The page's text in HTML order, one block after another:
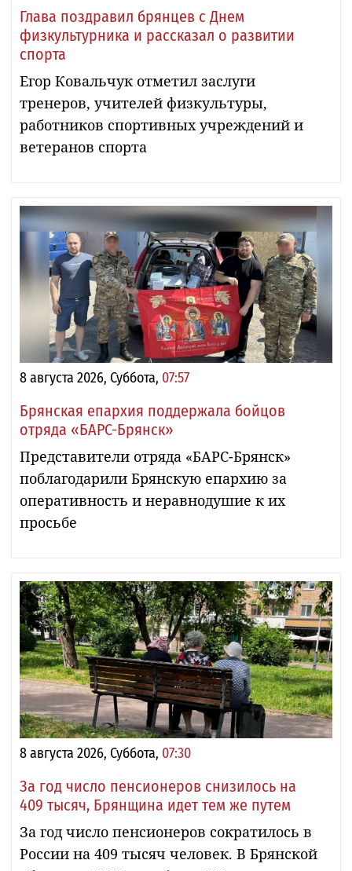
Глава поздравил брянцев с Днем
физкультурника и рассказал о развитии
спорта
Егор Ковальчук отметил заслуги
тренеров, учителей физкультуры,
работников спортивных учреждений и
ветеранов спорта
8 августа 2026, Суббота, 07:57
Брянская епархия поддержала бойцов
отряда «БАРС-Брянск»
Представители отряда «БАРС-Брянск»
поблагодарили Брянскую епархию за
оперативность и неравнодушие к их
просьбе
8 августа 2026, Суббота, 07:30
За год число пенсионеров снизилось на
409 тысяч, Брянщина идет тем же путем
За год число пенсионеров сократилось в
России на 409 тысяч человек. В Брянской